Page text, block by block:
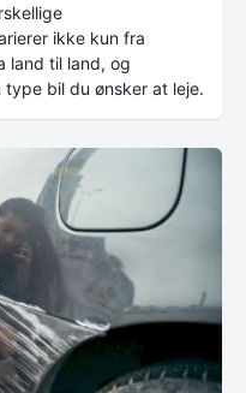
ikke kun fra
land til land, og
bil du ønsker at leje.